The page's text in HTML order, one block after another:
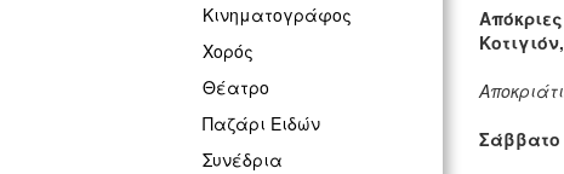
Κινηματογράφος
Χορός
Θέατρο
Παζάρι Ειδών
Συνέδρια
Σάββατο